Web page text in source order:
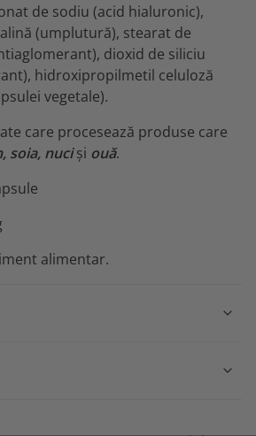
de sodiu (acid hialuronic),
(umplutură), stearat de
dioxid de siliciu
hidroxipropilmetil celuloză
vegetale).
care procesează produse care
soia, nuciși ouă.
alimentar.